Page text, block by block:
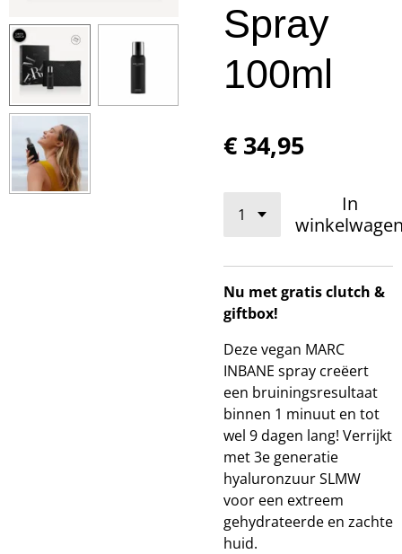
Spray
100ml
€ 34,95
In
Nu met gratis clutch &
giftbox!
Deze vegan MARC
INBANE spray creëert
een bruiningsresultaat
binnen 1 minuut en tot
wel 9 dagen lang! Verrijkt
met 3e generatie
hyaluronzuur SLMW
voor een extreem
gehydrateerde en zachte
huid.